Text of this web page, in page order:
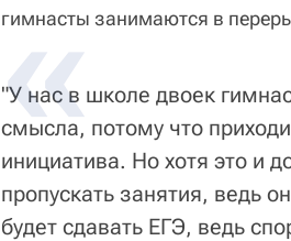
гимнасты занимаются в
"У нас в школе двоек
смысла, потому что
инициатива. Но хотя это и
пропускать занятия, ведь
будет сдавать ЕГЭ, ведь